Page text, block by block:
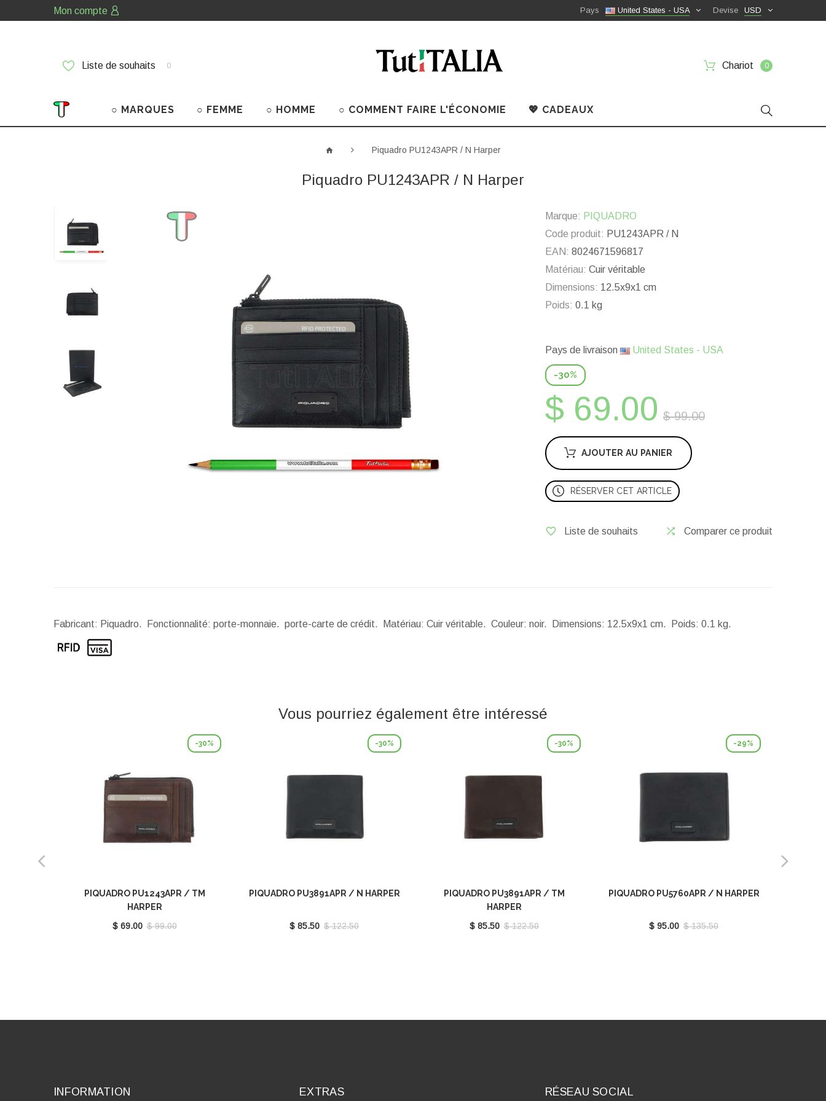
Mon compte USD
Devise
United States - USA
Pays
Liste de souhaits 0 Chariot 0
○ MARQUES ○ FEMME ○ HOMME ○ COMMENT FAIRE L'ÉCONOMIE 💖 CADEAUX
Piquadro PU1243APR / N Harper
Piquadro PU1243APR / N Harper
Marque: PIQUADRO
Code produit: PU1243APR / N
EAN: 8024671596817
Matériau: Cuir véritable
Dimensions: 12.5x9x1 cm
Poids: 0.1 kg
Pays de livraison United States - USA
-30%
$ 69.00 $ 99.00
AJOUTER AU PANIER
RÉSERVER CET ARTICLE
Liste de souhaits Comparer ce produit
Fabricant: Piquadro. Fonctionnalité: porte-monnaie. porte-carte de crédit. Matériau: Cuir véritable. Couleur: noir. Dimensions: 12.5x9x1 cm. Poids: 0.1 kg.
Vous pourriez également être intéressé
-30%
PIQUADRO PU1243APR / TM
HARPER
$ 69.00 $ 99.00
-30%
PIQUADRO PU3891APR / N HARPER
$ 85.50 $ 122.50
-30%
PIQUADRO PU3891APR / TM
HARPER
$ 85.50 $ 122.50
-29%
PIQUADRO PU5760APR / N HARPER
$ 95.00 $ 135.50
INFORMATION EXTRAS RÉSEAU SOCIAL